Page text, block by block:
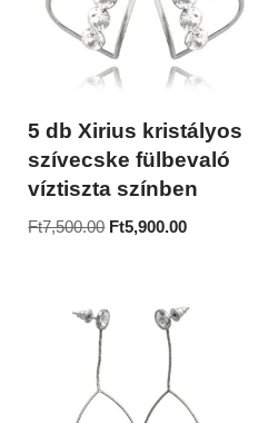
5 db Xirius kristályos
szívecske fülbevaló
víztiszta színben
Ft7,500.00 Ft5,900.00